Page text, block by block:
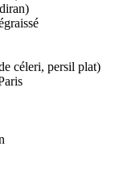
céleri, persil plat)